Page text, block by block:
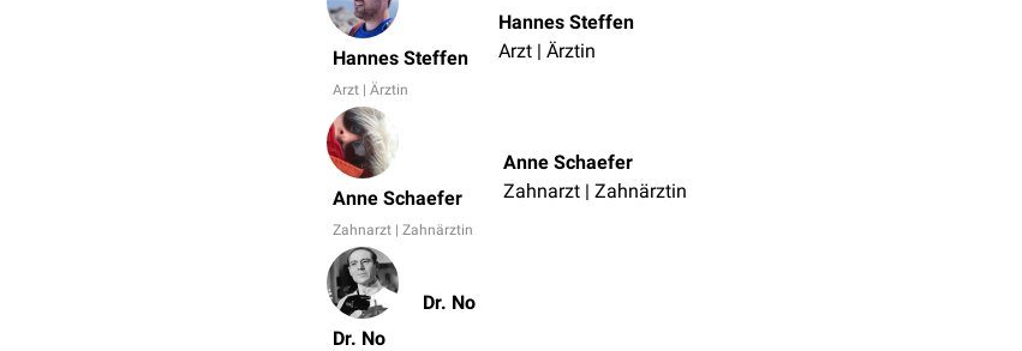
Hannes Steffen
Arzt | Ärztin
Hannes Steffen
Arzt | Ärztin
Anne Schaefer
Zahnarzt | Zahnärztin
Anne Schaefer
Zahnarzt | Zahnärztin
Dr. No
Dr. No